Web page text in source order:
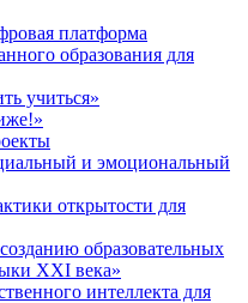
платформа
образования для
учиться»
и эмоциональный
открытости для
образовательных
XXI века»
интеллекта для